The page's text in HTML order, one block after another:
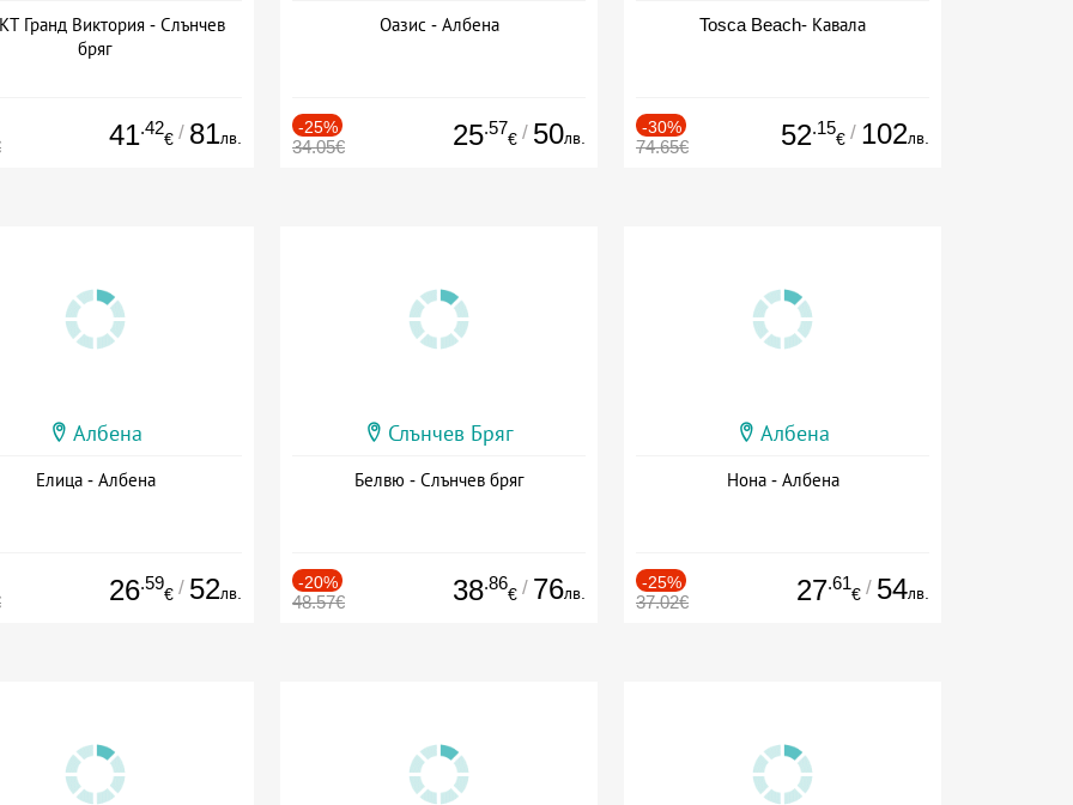
Гранд Виктория - Слънчев
бряг
41.42
€ / 81лв.
Оазис - Албена
-25%
34.05€ 25.57
€ / 50лв.
Tosca Beach- Кавала
-30%
74.65€ 52.15
€ / 102лв.
Албена
Елица - Албена
26.59
€ / 52лв.
Слънчев Бряг
Белвю - Слънчев бряг
-20%
48.57€ 38.86
€ / 76лв.
Албена
Нона - Албена
-25%
37.02€ 27.61
€ / 54лв.